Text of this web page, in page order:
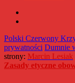
Polski Czerwony
prywatności Dumnie
strony: Marcin Lesiak
Zasady etyczne